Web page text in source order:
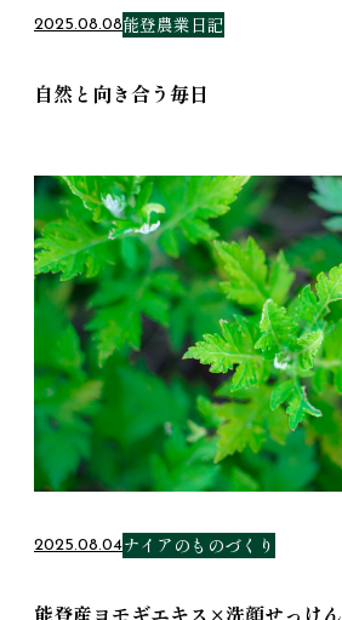
2025.08.08能登農業日記
自然と向き合う毎日
2025.08.04ナイアのものづくり